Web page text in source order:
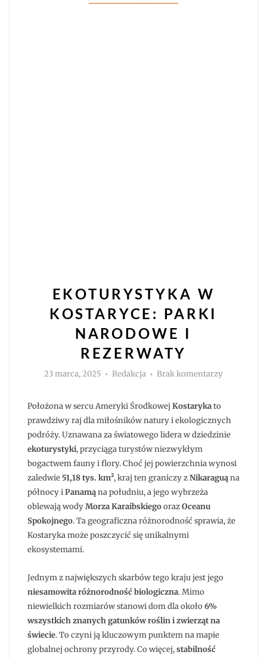
EKOTURYSTYKA W
KOSTARYCE: PARKI
NARODOWE I
REZERWATY
23 marca, 2025 Autor
Redakcja Brak komentarzydo
i
Położona w sercu Ameryki Środkowej Kostarykato
prawdziwy raj dla miłośników natury i ekologicznych
podróży. Uznawana za światowego lidera w dziedzinie
ekoturystyki, przyciąga turystów niezwykłym
bogactwem fauny i flory. Choć jej powierzchnia wynosi
zaledwie51,18 tys. km², kraj ten graniczy zNikaraguąna
północy iPanamąna południu, a jego wybrzeża
oblewają wodyMorza KaraibskiegoorazOceanu
Spokojnego. Ta geograficzna różnorodność sprawia, że
Kostaryka może poszczycić się unikalnymi
ekosystemami.
Jednym z największych skarbów tego kraju jest jego
niesamowita różnorodność biologiczna. Mimo
niewielkich rozmiarów stanowi dom dla około6%
wszystkich znanych gatunków roślin i zwierząt na
świecie. To czyni ją kluczowym punktem na mapie
globalnej ochrony przyrody. Co więcej,stabilność